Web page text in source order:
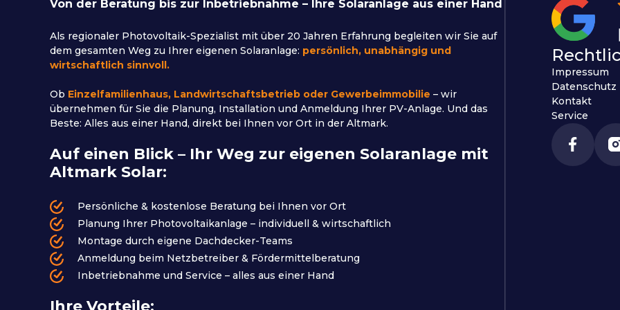
Von der Beratung bis zur Inbetriebnahme – Ihre Solaranlage aus einer Hand
Als regionaler Photovoltaik-Spezialist mit über 20 Jahren Erfahrung begleiten wir Sie auf
dem gesamten Weg zu Ihrer eigenen Solaranlage: persönlich, unabhängig und
wirtschaftlich sinnvoll.
Ob Einzelfamilienhaus, Landwirtschaftsbetrieb oder Gewerbeimmobilie – wir
übernehmen für Sie die Planung, Installation und Anmeldung Ihrer PV-Anlage. Und das
Beste: Alles aus einer Hand, direkt bei Ihnen vor Ort in der Altmark.
Auf einen Blick – Ihr Weg zur eigenen Solaranlage mit
Altmark Solar:
Persönliche & kostenlose Beratung bei Ihnen vor Ort
Planung Ihrer Photovoltaikanlage – individuell & wirtschaftlich
Montage durch eigene Dachdecker-Teams
Anmeldung beim Netzbetreiber & Fördermittelberatung
Inbetriebnahme und Service – alles aus einer Hand
Ihre Vorteile:
Impressum
Datenschutz
Kontakt
Service